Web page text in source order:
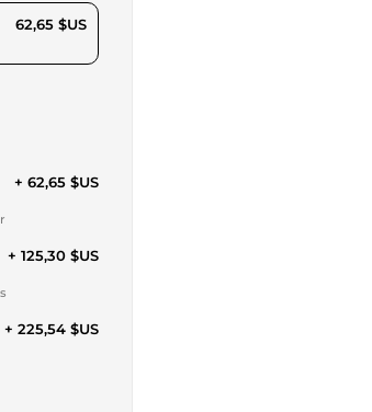
62,65 $US
+ 62,65 $US
+ 125,30 $US
+ 225,54 $US